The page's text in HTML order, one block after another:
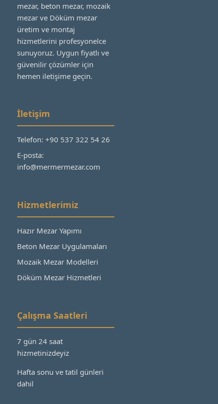
mezar, beton mezar, mozaik
mezar ve Döküm mezar
üretim ve montaj
hizmetlerini profesyonelce
sunuyoruz. Uygun fiyatlı ve
güvenilir çözümler için
hemen iletişime geçin.
İletişim
Telefon: +90 537 322 54 26
E-posta:
info@mermermezar.com
Hizmetlerimiz
Hazır Mezar Yapımı
Beton Mezar Uygulamaları
Mozaik Mezar Modelleri
Döküm Mezar Hizmetleri
Çalışma Saatleri
7 gün 24 saat
hizmetinizdeyiz
Hafta sonu ve tatil günleri
dahil